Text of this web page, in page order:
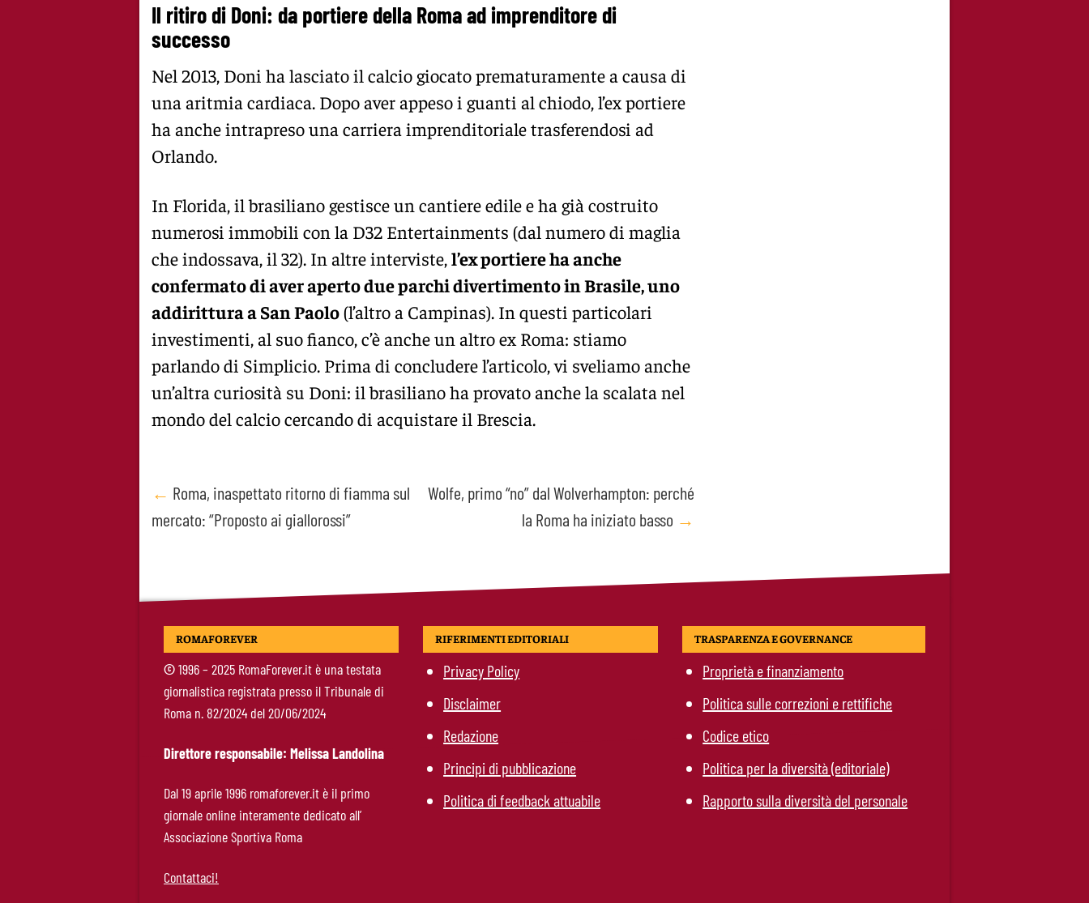
Il ritiro di Doni: da portiere della Roma ad imprenditore di
successo
Nel 2013, Doni ha lasciato il calcio giocato prematuramente a causa di
una aritmia cardiaca. Dopo aver appeso i guanti al chiodo, l’ex portiere
ha anche intrapreso una carriera imprenditoriale trasferendosi ad
Orlando.
In Florida, il brasiliano gestisce un cantiere edile e ha già costruito
numerosi immobili con la D32 Entertainments (dal numero di maglia
che indossava, il 32). In altre interviste,l’ex portiere ha anche
confermato di aver aperto due parchi divertimento in Brasile, uno
addirittura a San Paolo(l’altro a Campinas). In questi particolari
investimenti, al suo fianco, c’è anche un altro ex Roma: stiamo
parlando di Simplicio. Prima di concludere l’articolo, vi sveliamo anche
un’altra curiosità su Doni: il brasiliano ha provato anche la scalata nel
mondo del calcio cercando di acquistare il Brescia.
Post
navigation
← Roma, inaspettato ritorno di fiamma sul
mercato: “Proposto ai giallorossi”
Wolfe, primo “no” dal Wolverhampton: perché
la Roma ha iniziato basso →
ROMAFOREVER
©1996 – 2025 RomaForever.it è una testata
giornalistica registrata presso il Tribunale di
Roma n. 82/2024 del 20/06/2024
Direttore responsabile: Melissa Landolina
Dal 19 aprile 1996 romaforever.it è il primo
giornale online interamente dedicato all’
Associazione Sportiva Roma
Contattaci!
RIFERIMENTI EDITORIALI
Privacy Policy
Disclaimer
Redazione
Principi di pubblicazione
Politica di feedback attuabile
TRASPARENZA E GOVERNANCE
Proprietà e finanziamento
Politica sulle correzioni e rettifiche
Codice etico
Politica per la diversità (editoriale)
Rapporto sulla diversità del personale